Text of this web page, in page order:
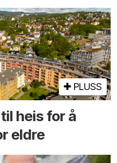
PLUSS
heis for å
eldre